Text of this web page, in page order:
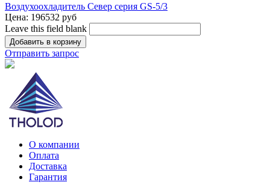
Воздухоохладитель Север серия GS-5/3
Цена: 196532 руб
Leave this field blank
Отправить запрос
О компании
Оплата
Доставка
Гарантия